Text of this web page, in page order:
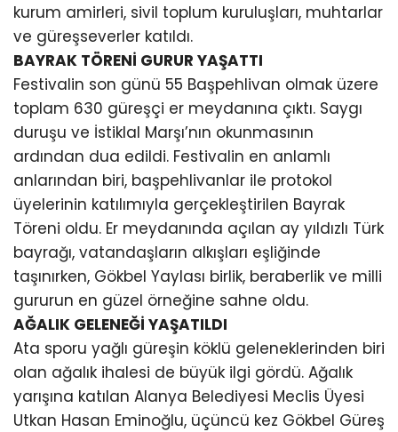
kurum amirleri, sivil toplum kuruluşları, muhtarlar
ve güreşseverler katıldı.
BAYRAK TÖRENİ GURUR YAŞATTI
Festivalin son günü 55 Başpehlivan olmak üzere
toplam 630 güreşçi er meydanına çıktı. Saygı
duruşu ve İstiklal Marşı’nın okunmasının
ardından dua edildi. Festivalin en anlamlı
anlarından biri, başpehlivanlar ile protokol
üyelerinin katılımıyla gerçekleştirilen Bayrak
Töreni oldu. Er meydanında açılan ay yıldızlı Türk
bayrağı, vatandaşların alkışları eşliğinde
taşınırken, Gökbel Yaylası birlik, beraberlik ve milli
gururun en güzel örneğine sahne oldu.
AĞALIK GELENEĞİ YAŞATILDI
Ata sporu yağlı güreşin köklü geleneklerinden biri
olan ağalık ihalesi de büyük ilgi gördü. Ağalık
yarışına katılan Alanya Belediyesi Meclis Üyesi
Utkan Hasan Eminoğlu, üçüncü kez Gökbel Güreş